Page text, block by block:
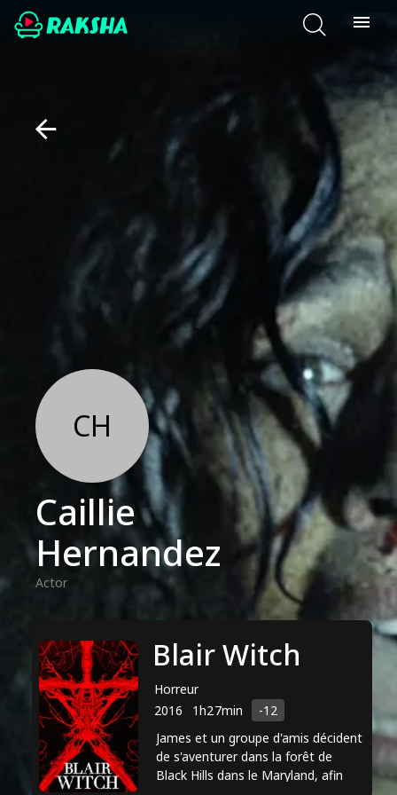
CH
Caillie
Hernandez
Actor
Blair Witch
Horreur
2016
1h27min
-12
James et un groupe d'amis décident
de s'aventurer dans la forêt de
Black Hills dans le Maryland, afin